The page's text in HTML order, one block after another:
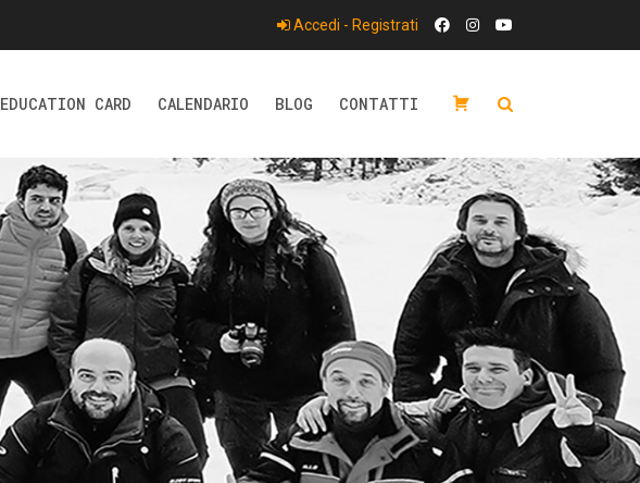
Accedi - Registrati
EDUCATION CARD CALENDARIO BLOG CONTATTI